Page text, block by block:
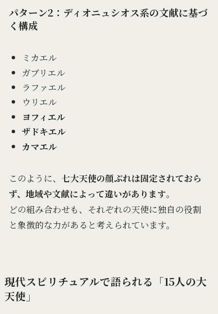
パターン2：ディオニュシオス系の文献に基づ
く構成
ミカエル
ガブリエル
ラファエル
ウリエル
ヨフィエル
ザドキエル
カマエル
このように、 七大天使の顔ぶれは固定されておら
ず、地域や文献によって違いがあります。
どの組み合わせも、それぞれの天使に独自の役割
と象徴的な力があると考えられています。
現代スピリチュアルで語られる「15人の大
天使」